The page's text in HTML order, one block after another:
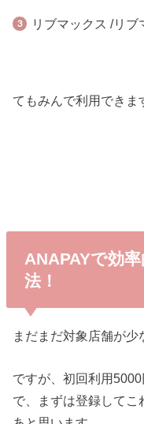
リブマックス /リ
てもみんで利用できま
ANAPAYで効
法！
まだまだ対象店舗が少
ですが、初回利用
で、まずは登録してこ